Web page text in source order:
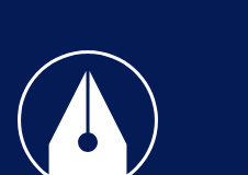
Til forsiden